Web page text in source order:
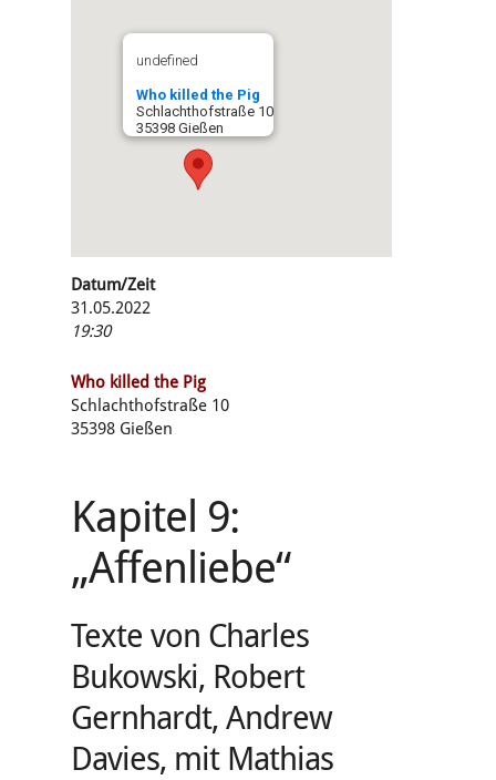
undefined
Who killed the Pig
Schlachthofstraße 10
35398 Gießen
Datum/Zeit
31.05.2022
19:30
Who killed the Pig
Schlachthofstraße 10
35398 Gießen
Kapitel 9:
„Affenliebe“
Texte von Charles
Bukowski, Robert
Gernhardt, Andrew
Davies, mit Mathias